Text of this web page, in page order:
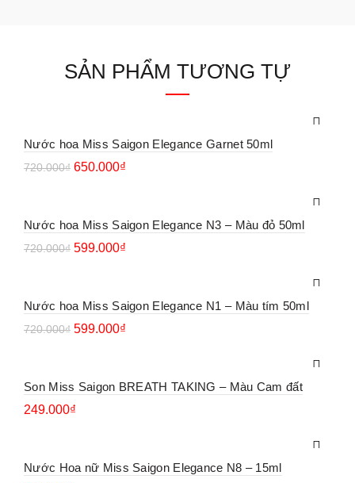
SẢN PHẨM TƯƠNG TỰ
Nước hoa Miss Saigon Elegance Garnet 50ml
720.000₫ 650.000₫
Nước hoa Miss Saigon Elegance N3 – Màu đỏ 50ml
720.000₫ 599.000₫
Nước hoa Miss Saigon Elegance N1 – Màu tím 50ml
720.000₫ 599.000₫
Son Miss Saigon BREATH TAKING – Màu Cam đất
249.000₫
Nước Hoa nữ Miss Saigon Elegance N8 – 15ml